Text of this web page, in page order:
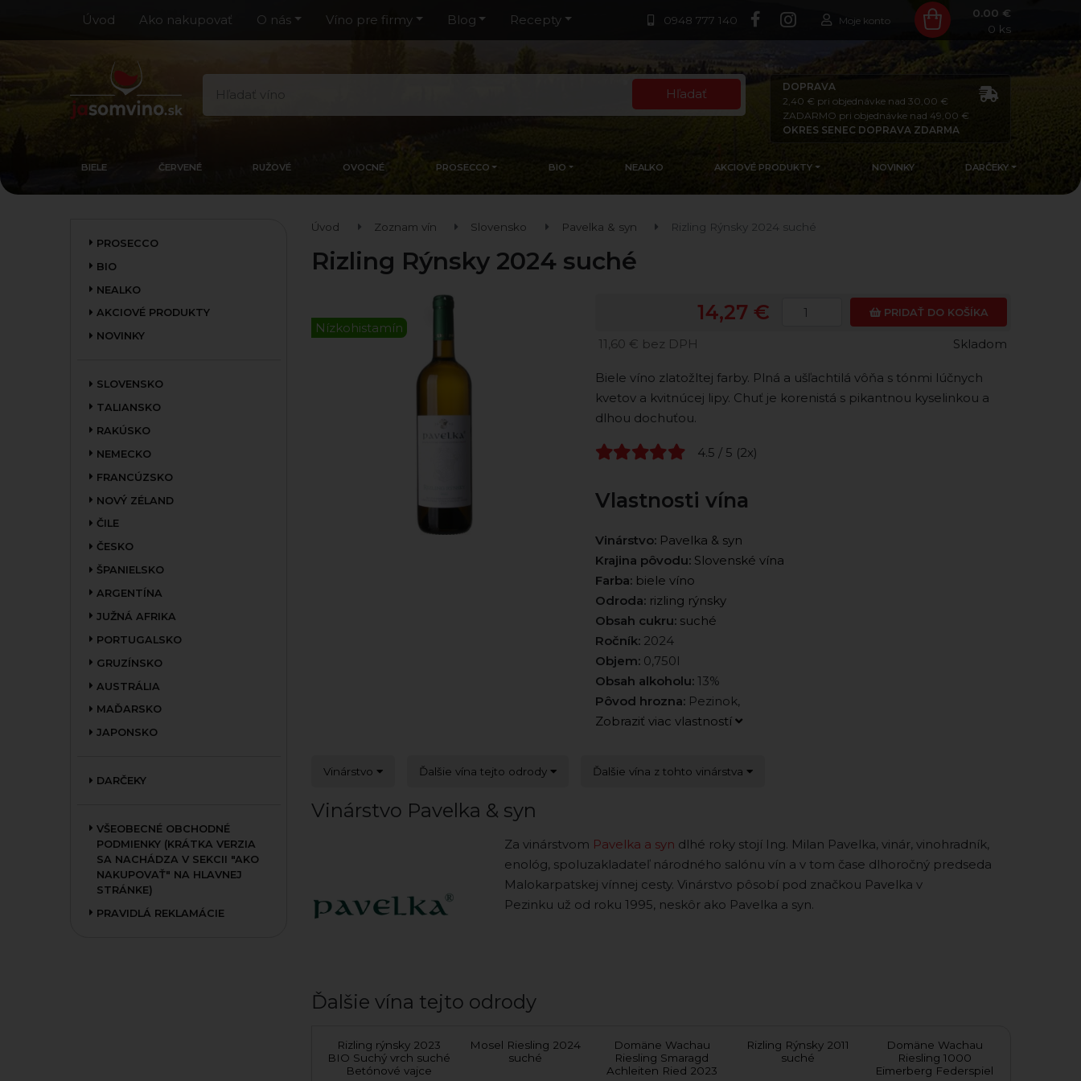
0948 777 140
Úvod Ako nakupovať O nás Víno pre firmy Blog Recepty Moje konto
0.00 €
0 ks
Hľadať
DOPRAVA
2,40 € pri objednávke nad 30,00 €
ZADARMO pri objednávke nad 49,00 €
OKRES SENEC DOPRAVA ZDARMA
BIELE ČERVENÉ RUŽOVÉ OVOCNÉ PROSECCO BIO NEALKO AKCIOVÉ PRODUKTY NOVINKY DARČEKY
PROSECCO
BIO
NEALKO
AKCIOVÉ PRODUKTY
NOVINKY
SLOVENSKO
TALIANSKO
RAKÚSKO
NEMECKO
FRANCÚZSKO
NOVÝ ZÉLAND
ČILE
ČESKO
ŠPANIELSKO
ARGENTÍNA
JUŽNÁ AFRIKA
PORTUGALSKO
GRUZÍNSKO
AUSTRÁLIA
MAĎARSKO
JAPONSKO
DARČEKY
VŠEOBECNÉ OBCHODNÉ
PODMIENKY (KRÁTKA VERZIA
SA NACHÁDZA V SEKCII "AKO
NAKUPOVAŤ" NA HLAVNEJ
STRÁNKE)
PRAVIDLÁ REKLAMÁCIE
Úvod Zoznam vín Slovensko Pavelka & syn Rizling Rýnsky 2024 suché
Rizling Rýnsky 2024 suché
14,27 €
11,60 € bez DPH
PRIDAŤ DO KOŠÍKA
Skladom
Nízkohistamín
Biele víno zlatožltej farby. Plná a ušľachtilá vôňa s tónmi lúčnych
kvetov a kvitnúcej lipy. Chuť je korenistá s pikantnou kyselinkou a
dlhou dochuťou.
4.5 / 5 (2x)
Vlastnosti vína
Vinárstvo: Pavelka & syn
Krajina pôvodu: Slovenské vína
Farba: biele víno
Odroda: rizling rýnsky
Obsah cukru: suché
Ročník:2024
Objem:0,750l
Obsah alkoholu:13%
Pôvod hrozna:Pezinok,
Zobraziť viac vlastností
Vinárstvo Ďalšie vína tejto odrody Ďalšie vína z tohto vinárstva
Vinárstvo Pavelka & syn
Za vinárstvom Pavelka a syn dlhé roky stojí Ing. Milan Pavelka, vinár, vinohradník,
enológ, spoluzakladateľ národného salónu vín a v tom čase dlhoročný predseda
Malokarpatskej vínnej cesty. Vinárstvo pôsobí pod značkou Pavelka v
Pezinku už od roku 1995, neskôr ako Pavelka a syn.
Ďalšie vína tejto odrody
Rizling rýnsky 2023
BIO Suchý vrch suché
Betónové vajce
Mosel Riesling 2024
suché
Domäne Wachau
Riesling Smaragd
Achleiten Ried 2023
Rizling Rýnsky 2011
suché
Domäne Wachau
Riesling 1000
Eimerberg Federspiel